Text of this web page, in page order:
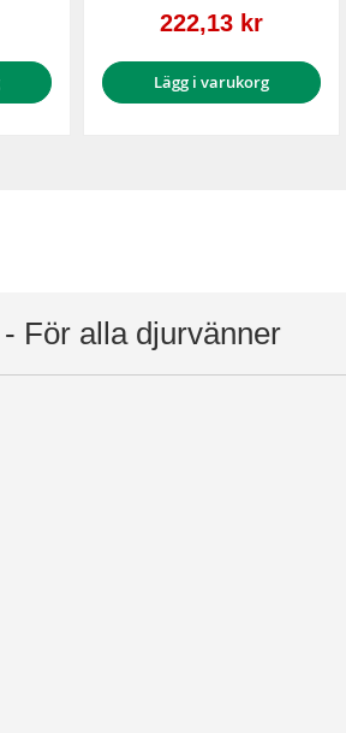
Reapris
222,13 kr
Lägg i varukorg
För alla djurvänner